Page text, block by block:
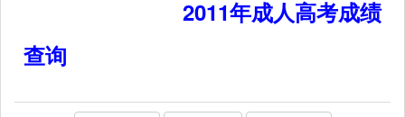
2011年成人高考成绩
查询